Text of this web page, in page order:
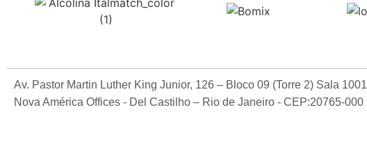
Av. Pastor Martin Luther King Junior, 126 – Bloco 09 (Torre 2) Sala 1001
Nova América Offices - Del Castilho – Rio de Janeiro - CEP:20765-000